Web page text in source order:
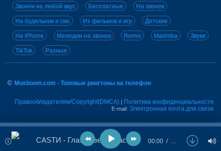
Звонок на любой вкус Бесплатные На звонок
На будильник и смс Из фильмов и игр Детские
На iPhone Мелодии на звонок Remix Marimba Звуки
TikTok Разные
© Musboom.com - Топовые рингтоны на телефон
Правообладателям/Copyright(DMCA) | Политика конфиденциальности
E-mail: Электронная почта для связи
CASTИ - Глаза цвета счастья (Версия 2.0) 00:00 …